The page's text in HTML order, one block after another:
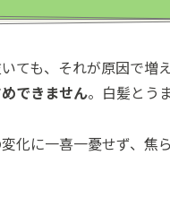
ても、それが原因で増
できません。白髪とう
化に一喜一憂せず、焦